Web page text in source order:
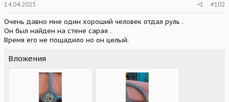
14.04.2025 #102
Очень давно мне один хороший человек отдал руль .
Он был найден на стене сарая .
Время его не пощадило но он целый.
Вложения